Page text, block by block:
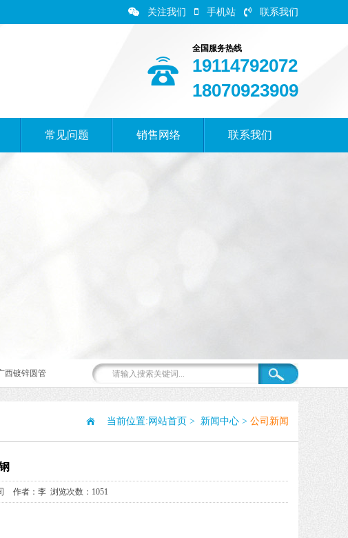
关注我们 手机站 联系我们
全国服务热线
19114792072
18070923909
常见问题 销售网络 联系我们
西镀锌圆管
当前位置: 网站首页 > 新闻中心 > 公司新闻
作者：李 浏览次数：1051